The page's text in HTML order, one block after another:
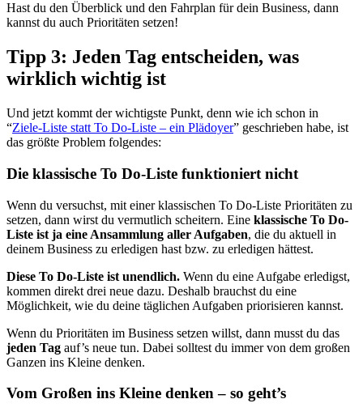
Hast du den Überblick und den Fahrplan für dein Business, dann
kannst du auch Prioritäten setzen!
Tipp 3: Jeden Tag entscheiden, was
wirklich wichtig ist
Und jetzt kommt der wichtigste Punkt, denn wie ich schon in
“Ziele-Liste statt To Do-Liste – ein Plädoyer” geschrieben habe, ist
das größte Problem folgendes:
Die klassische To Do-Liste funktioniert nicht
Wenn du versuchst, mit einer klassischen To Do-Liste Prioritäten zu
setzen, dann wirst du vermutlich scheitern. Eine klassische To Do-
Liste ist ja eine Ansammlung aller Aufgaben, die du aktuell in
deinem Business zu erledigen hast bzw. zu erledigen hättest.
Diese To Do-Liste ist unendlich. Wenn du eine Aufgabe erledigst,
kommen direkt drei neue dazu. Deshalb brauchst du eine
Möglichkeit, wie du deine täglichen Aufgaben priorisieren kannst.
Wenn du Prioritäten im Business setzen willst, dann musst du das
jeden Tag auf’s neue tun. Dabei solltest du immer von dem großen
Ganzen ins Kleine denken.
Vom Großen ins Kleine denken – so geht’s